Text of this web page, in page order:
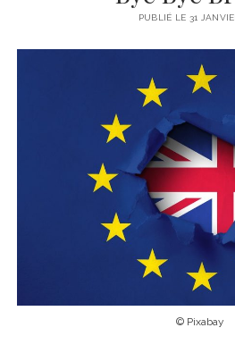
v
e
s
L
e
PUBLIÉ LE 31
© Pixabay